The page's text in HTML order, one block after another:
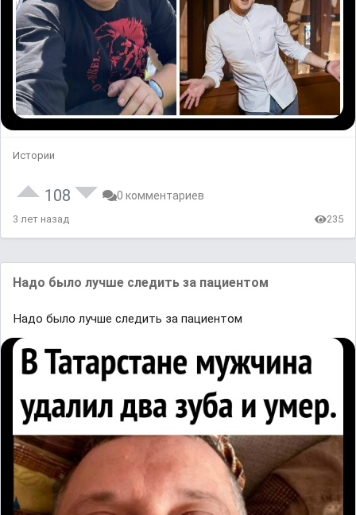
Истории
108 0 комментариев
3 лет назад 235
Надо было лучше следить за пациентом
Надо было лучше следить за пациентом